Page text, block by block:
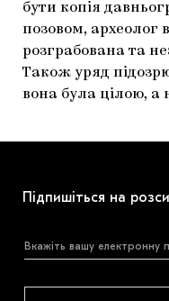
бути копія
позовом, археолог
розграбована та
Також уряд
вона була цілою, а
Підпишіться на